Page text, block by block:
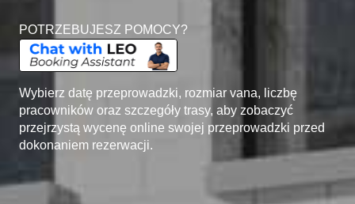
POTRZEBUJESZ POMOCY?
Wybierz datę przeprowadzki, rozmiar vana, liczbę
pracowników oraz szczegóły trasy, aby zobaczyć
przejrzystą wycenę online swojej przeprowadzki przed
dokonaniem rezerwacji.